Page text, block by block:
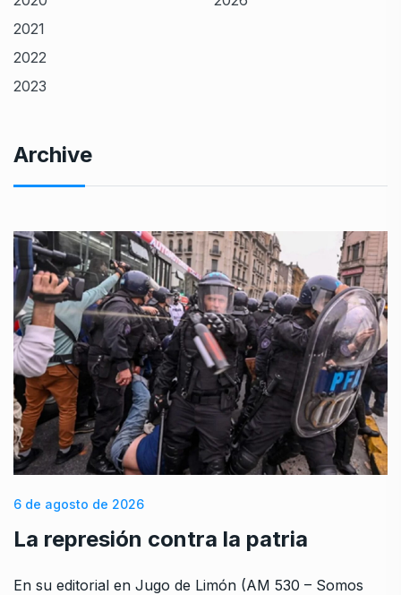
2021
2022
2023
Archive
6 de agosto de 2026
La represión contra la patria
En su editorial en Jugo de Limón (AM 530 – Somos